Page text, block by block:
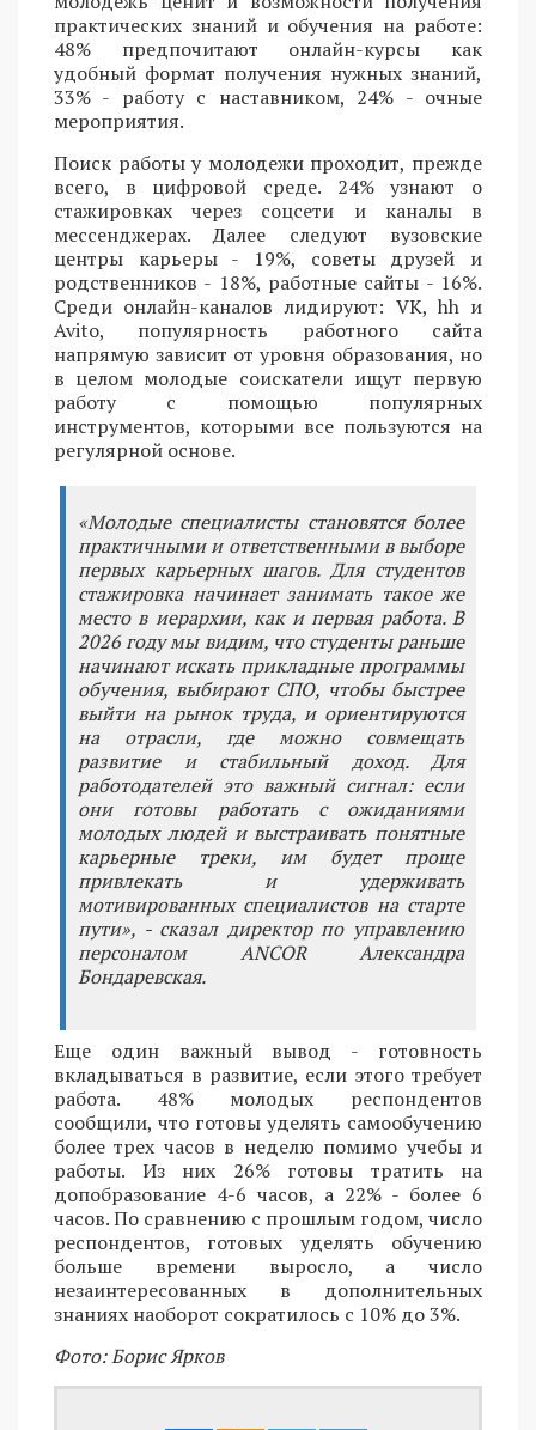
практических знаний и обучения на работе:
48% предпочитают онлайн-курсы как
удобный формат получения нужных знаний,
33% - работу с наставником, 24% - очные
мероприятия.
Поиск работы у молодежи проходит, прежде
всего, в цифровой среде. 24% узнают о
стажировках через соцсети и каналы в
мессенджерах. Далее следуют вузовские
центры карьеры - 19%, советы друзей и
родственников - 18%, работные сайты - 16%.
Среди онлайн-каналов лидируют: VK, hh и
Avito, популярность работного сайта
напрямую зависит от уровня образования, но
в целом молодые соискатели ищут первую
работу с помощью популярных
инструментов, которыми все пользуются на
регулярной основе.
«Молодые специалисты становятся более
практичными и ответственными в выборе
первых карьерных шагов. Для студентов
стажировка начинает занимать такое же
место в иерархии, как и первая работа. В
2026 году мы видим, что студенты раньше
начинают искать прикладные программы
обучения, выбирают СПО, чтобы быстрее
выйти на рынок труда, и ориентируются
на отрасли, где можно совмещать
развитие и стабильный доход. Для
работодателей это важный сигнал: если
они готовы работать с ожиданиями
молодых людей и выстраивать понятные
карьерные треки, им будет проще
привлекать и удерживать
мотивированных специалистов на старте
пути», - сказал директор по управлению
персоналом ANCOR Александра
Бондаревская.
Еще один важный вывод - готовность
вкладываться в развитие, если этого требует
работа. 48% молодых респондентов
сообщили, что готовы уделять самообучению
более трех часов в неделю помимо учебы и
работы. Из них 26% готовы тратить на
допобразование 4-6 часов, а 22% - более 6
часов. По сравнению с прошлым годом, число
респондентов, готовых уделять обучению
больше времени выросло, а число
незаинтересованных в дополнительных
знаниях наоборот сократилось с 10% до 3%.
Фото: Борис Ярков